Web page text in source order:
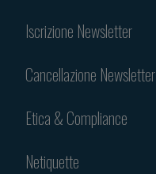
Iscrizione Newsletter
Cancellazione Newsletter
Etica & Compliance
Netiquette